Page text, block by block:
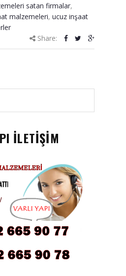
satan firmalar,
malzemeleri, ucuz inşaat
Share:
İLETİŞİM